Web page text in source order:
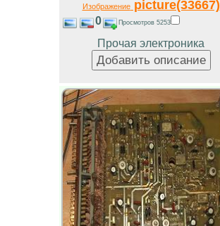
Изображениеpicture(33667)
0 Просмотров 5253
Прочая электроника